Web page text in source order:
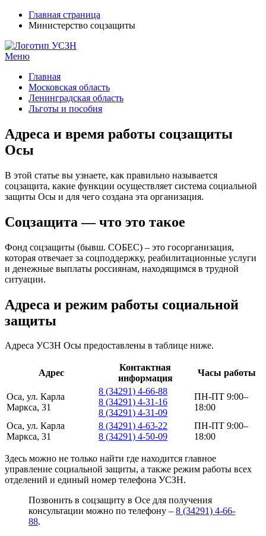
Главная страница
Министерство соцзащиты
Меню
Главная
Московская область
Ленинградская область
Льготы и пособия
Адреса и время работы соцзащиты
Осы
В этой статье вы узнаете, как правильно называется
соцзащита, какие функции осуществляет система социальной
защиты Осы и для чего создана эта организация.
Соцзащита — что это такое
Фонд соцзащиты (бывш. СОБЕС) – это госорганизация,
которая отвечает за соцподдержку, реабилитационные услуги
и денежные выплаты россиянам, находящимся в трудной
ситуации.
Адреса и режим работы социальной
защиты
Адреса УСЗН Осы предоставлены в таблице ниже.
Адрес
Контактная
информация
Часы работы
Оса, ул. Карла
Маркса, 31
8 (34291) 4-66-88
8 (34291) 4-31-16
8 (34291) 4-31-09
ПН-ПТ 9:00–
18:00
Оса, ул. Карла
Маркса, 31
8 (34291) 4-63-22
8 (34291) 4-50-09
ПН-ПТ 9:00–
18:00
Здесь можно не только найти где находится главное
управление социальной защиты, а также режим работы всех
отделений и единый номер телефона УСЗН.
Позвонить в соцзащиту в Осе для получения
консультации можно по телефону – 8 (34291) 4-66-
88.